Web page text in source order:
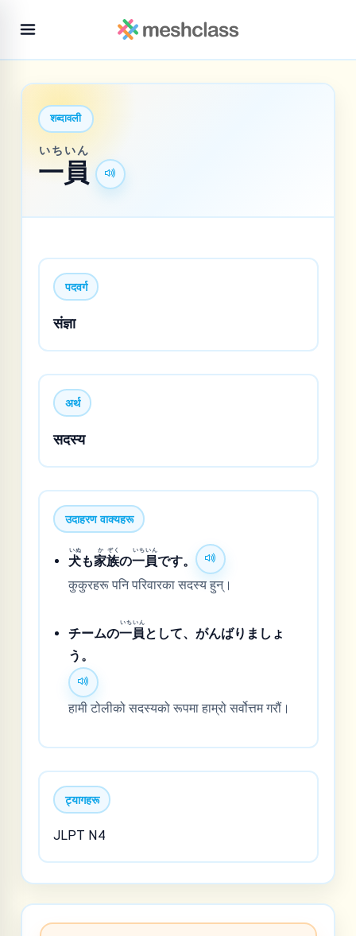
शब्दावली
一
いち
員
いん
पदवर्ग
संज्ञा
अर्थ
सदस्य
उदाहरण वाक्यहरू
犬
いぬ
も家
か
族
ぞく
の一
いち
員
いん
です。
कुकुरहरू पनि परिवारका सदस्य हुन्।
チームの一
いち
員
いん
として、がんばりましょ
う。
हामी टोलीको सदस्यको रूपमा हाम्रो सर्वोत्तम गरौं।
ट्यागहरू
JLPT N4